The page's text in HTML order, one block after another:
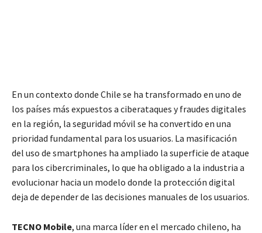
En un contexto donde Chile se ha transformado en uno de
los países más expuestos a ciberataques y fraudes digitales
en la región, la seguridad móvil se ha convertido en una
prioridad fundamental para los usuarios. La masificación
del uso de smartphones ha ampliado la superficie de ataque
para los cibercriminales, lo que ha obligado a la industria a
evolucionar hacia un modelo donde la protección digital
deja de depender de las decisiones manuales de los usuarios.
TECNO Mobile, una marca líder en el mercado chileno, ha